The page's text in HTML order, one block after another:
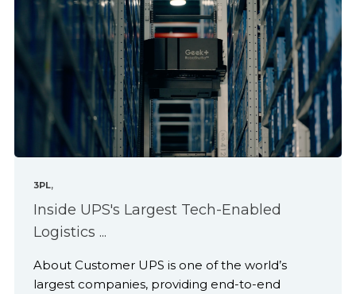
3PL,
Inside UPS's Largest Tech-Enabled
Logistics ...
About Customer UPS is one of the world’s
largest companies, providing end-to-end